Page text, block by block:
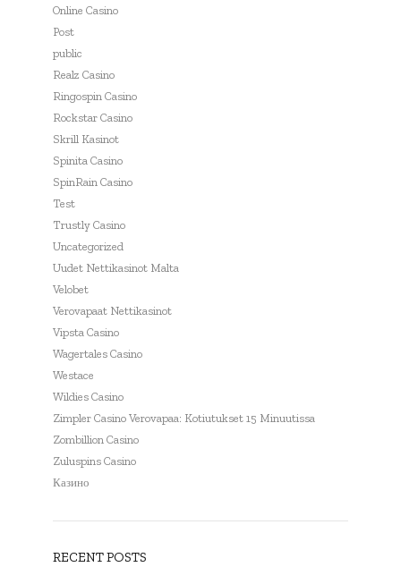
Online Casino
Post
public
Realz Casino
Ringospin Casino
Rockstar Casino
Skrill Kasinot
Spinita Casino
SpinRain Casino
Test
Trustly Casino
Uncategorized
Uudet Nettikasinot Malta
Velobet
Verovapaat Nettikasinot
Vipsta Casino
Wagertales Casino
Westace
Wildies Casino
Zimpler Casino Verovapaa: Kotiutukset 15 Minuutissa
Zombillion Casino
Zuluspins Casino
Казино
RECENT POSTS